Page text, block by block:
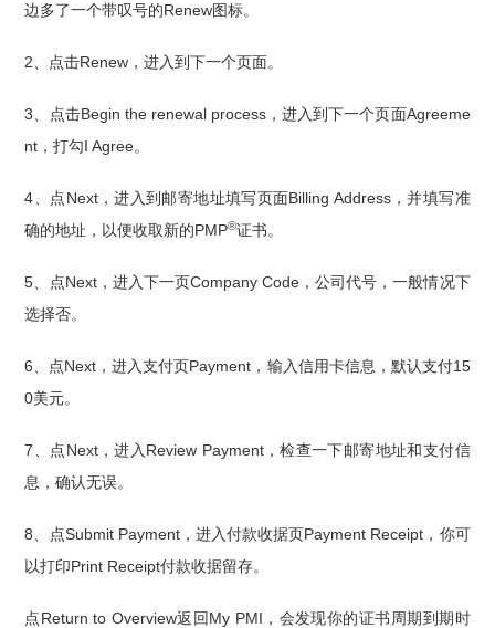
边多了一个带叹号的Renew图标。
2、点击Renew，进入到下一个页面。
3、点击Begin the renewal process，进入到下一个页面Agreeme
nt，打勾I Agree。
4、点Next，进入到邮寄地址填写页面Billing Address，并填写准
确的地址，以便收取新的PMP®证书。
5、点Next，进入下一页Company Code，公司代号，一般情况下
选择否。
6、点Next，进入支付页Payment，输入信用卡信息，默认支付15
0美元。
7、点Next，进入Review Payment，检查一下邮寄地址和支付信
息，确认无误。
8、点Submit Payment，进入付款收据页Payment Receipt，你可
以打印Print Receipt付款收据留存。
点Return to Overview返回My PMI，会发现你的证书周期到期时